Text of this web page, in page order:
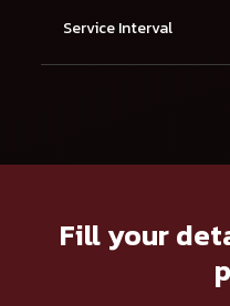
Service Interval
Fill your